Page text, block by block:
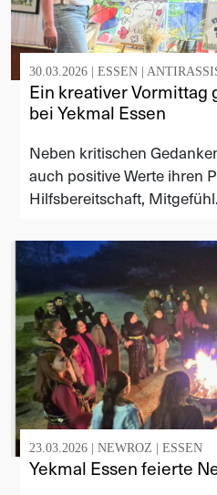
30.03.2026 | ESSEN |
Ein kreativer Vormittag
bei Yekmal Essen
Neben kritischen
auch positive Werte ihren
Hilfsbereitschaft,
23.03.2026 | NEWROZ ESSEN
Yekmal Essen feierte